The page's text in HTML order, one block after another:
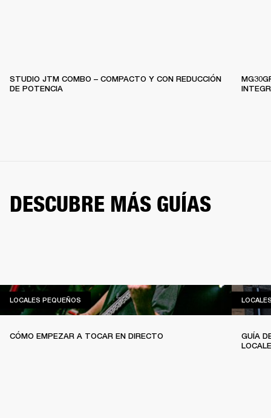
STUDIO JTM COMBO – COMPACTO Y CON REDUCCIÓN
DE POTENCIA
DESCUBRE MÁS GUÍAS
LOCALES PEQUEÑOS LOCALES PEQUEÑOS
CÓMO EMPEZAR A TOCAR EN DIRECTO
GUÍA